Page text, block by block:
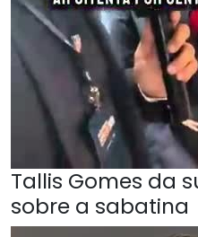
Tallis Gomes da
sobre a sabatina